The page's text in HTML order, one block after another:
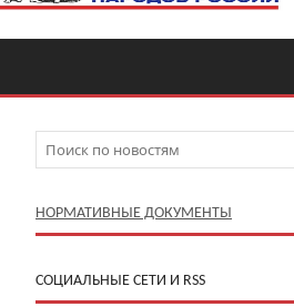
НОРМАТИВНЫЕ ДОКУМЕНТЫ
CОЦИАЛЬНЫЕ СЕТИ И RSS